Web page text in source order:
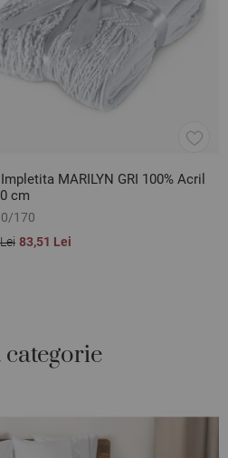
MARILYN GRI 100% Acril
cm
170
83,51 Lei